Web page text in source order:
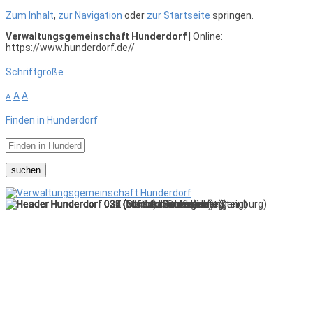
Zum Inhalt, zur Navigation oder zur Startseite springen.
Verwaltungsgemeinschaft Hunderdorf | Online:
https://www.hunderdorf.de//
Schriftgröße
A AA
Finden in Hunderdorf
suchen